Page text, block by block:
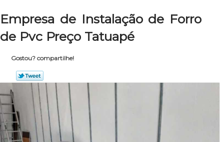
Empresa de Instalação de Forro
de Pvc Preço Tatuapé
Gostou? compartilhe!